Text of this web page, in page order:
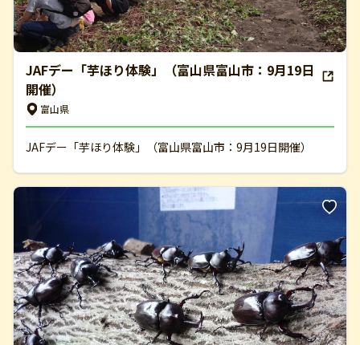
JAFデー「芋ほり体験」（富山県富山市：9月19日
開催）
富山県
JAFデー「芋ほり体験」（富山県富山市：9月19日開催）